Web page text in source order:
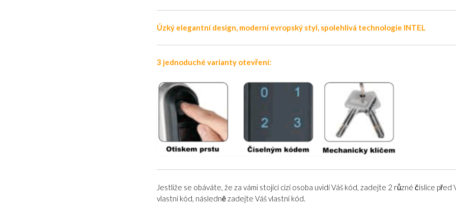
Úzký elegantní design, moderní evropský styl, spolehlivá technologie INTEL
3 jednoduché varianty otevření:
Jestliže se obáváte, že za vámi stojící cizí osoba uvidí Váš kód, zadejte 2 různé číslice před
vlastní kód, následně zadejte Váš vlastní kód.